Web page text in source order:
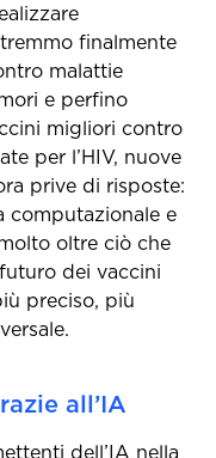
finalmente
malattie
e perfino
migliori contro
per l’HIV, nuove
prive di risposte:
computazionale e
oltre ciò che
dei vaccini
preciso, più
all’IA
dell’IA nella